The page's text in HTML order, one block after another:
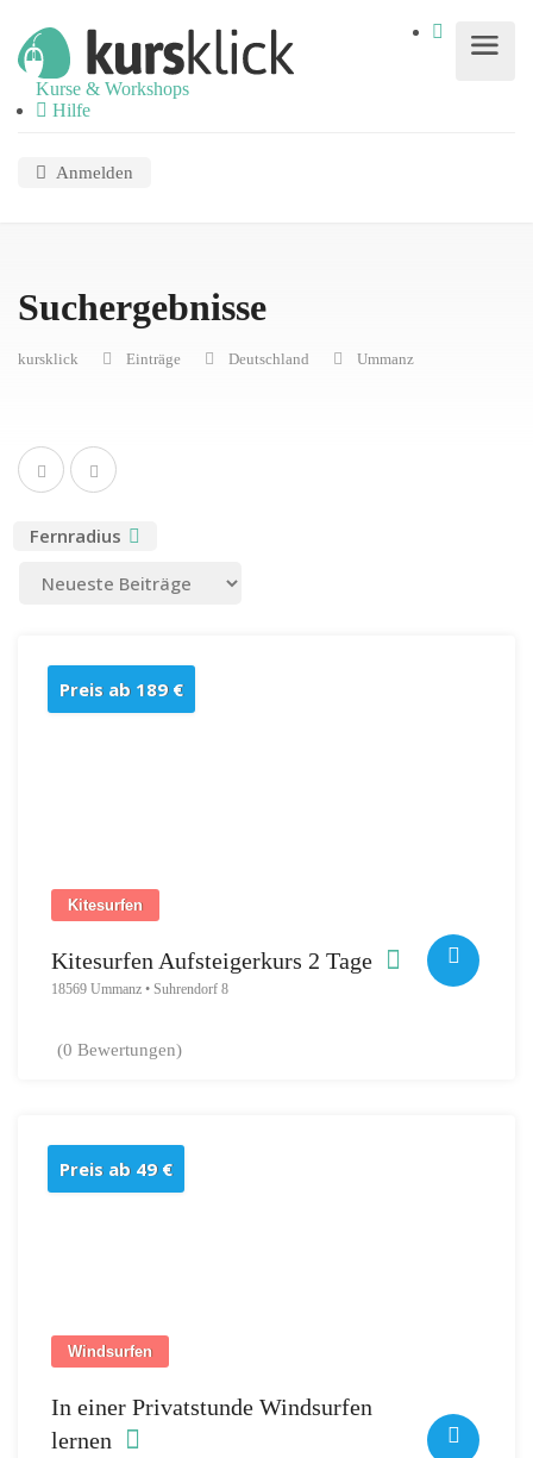
Kurse & Workshops
Hilfe
Anmelden
Suchergebnisse
kursklick Einträge Deutschland Ummanz
Fernradius
Preis ab 189 €
Kitesurfen
Kitesurfen Aufsteigerkurs 2 Tage
18569 Ummanz • Suhrendorf 8
(0 Bewertungen)
Preis ab 49 €
Windsurfen
In einer Privatstunde Windsurfen
lernen